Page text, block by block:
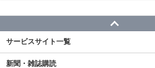
サービスサイト一覧
新聞・雑誌購読